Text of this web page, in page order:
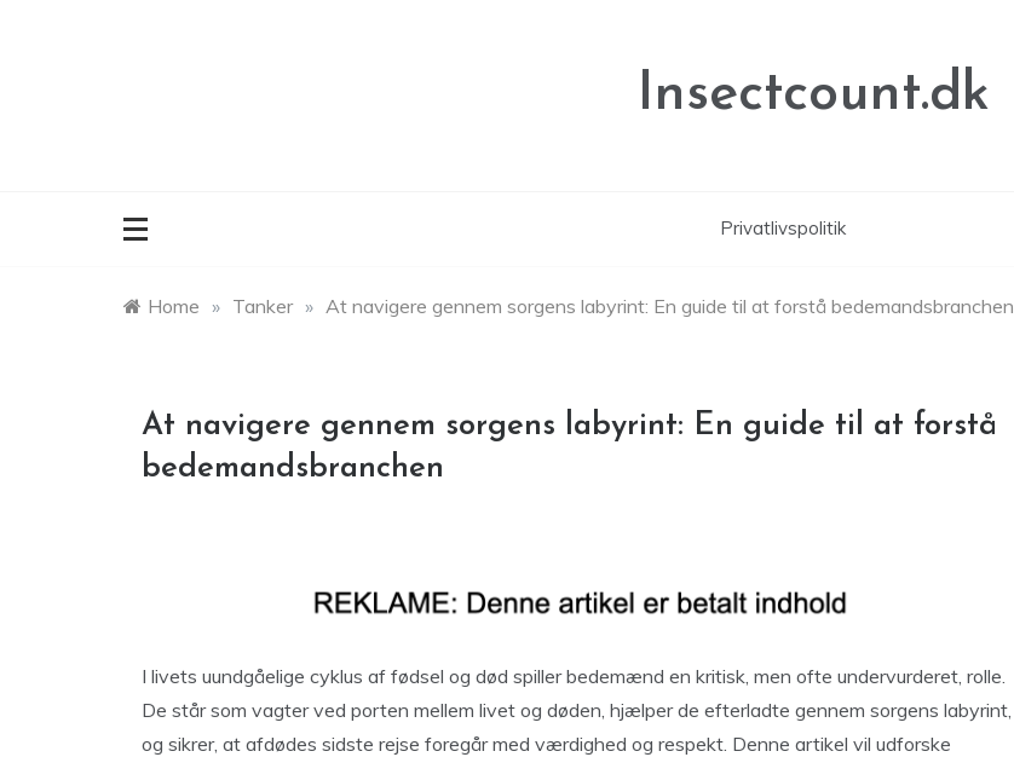
Insectcount.dk
Privatlivspolitik
Home » Tanker » At navigere gennem sorgens labyrint: En guide til at forstå bedemandsbranchen
At navigere gennem sorgens labyrint: En guide til at forstå
bedemandsbranchen
I livets uundgåelige cyklus af fødsel og død spiller bedemænd en kritisk, men ofte undervurderet, rolle.
De står som vagter ved porten mellem livet og døden, hjælper de efterladte gennem sorgens labyrint,
og sikrer, at afdødes sidste rejse foregår med værdighed og respekt. Denne artikel vil udforske